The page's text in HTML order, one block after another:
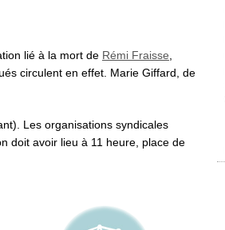
lié à la mort de Rémi Fraisse
circulent en effet. Marie Giffard, de
Les organisations syndicales
doit avoir lieu à 11 heure, place de